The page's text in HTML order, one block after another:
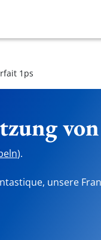
1ps
von
).
unsere